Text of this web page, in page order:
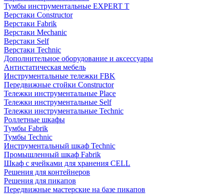
Тумбы инструментальные EXPERT T
Верстаки Constructor
Верстаки Fabrik
Верстаки Mechanic
Верстаки Self
Верстаки Technic
Дополнительное оборудование и аксессуары
Антистатическая мебель
Инструментальные тележки FBK
Передвижные стойки Constructor
Тележки инструментальные Place
Тележки инструментальные Self
Тележки инструментальные Technic
Роллетные шкафы
Тумбы Fabrik
Тумбы Technic
Инструментальный шкаф Technic
Промышленный шкаф Fabrik
Шкаф с ячейками для хранения CELL
Решения для контейнеров
Решения для пикапов
Передвижные мастерские на базе пикапов